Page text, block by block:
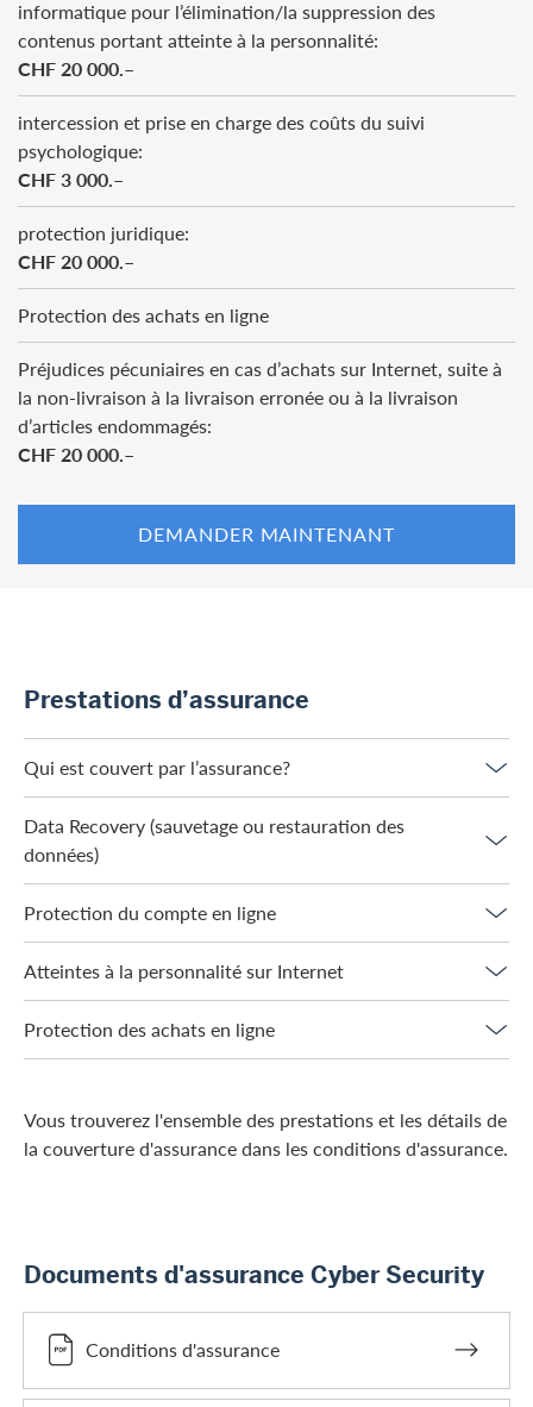
informatique pour l’élimination/la suppression des
contenus portant atteinte à la personnalité:
CHF 20 000.–
intercession et prise en charge des coûts du suivi
psychologique:
CHF 3 000.–
protection juridique:
CHF 20 000.–
Protection des achats en ligne
Préjudices pécuniaires en cas d’achats sur Internet, suite à
la non-livraison à la livraison erronée ou à la livraison
d’articles endommagés:
CHF 20 000.–
DEMANDER MAINTENANT
Prestations d’assurance
Qui est couvert par l’assurance?
Data Recovery (sauvetage ou restauration des
données)
Protection du compte en ligne
Atteintes à la personnalité sur Internet
Protection des achats en ligne
Vous trouverez l'ensemble des prestations et les détails de
la couverture d'assurance dans les conditions d'assurance.
Documents d'assurance Cyber Security
Conditions d'assurance